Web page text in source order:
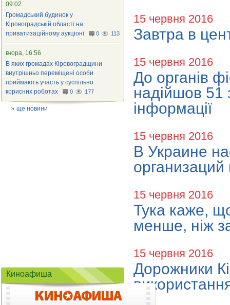
15 червня 2016
Завтра в
15 червня 2016
До органів
надійшов 51
інформації
15 червня 2016
В Украине
15 червня 2016
Тука каже,
менше, ніж
15 червня 2016
Дорожники
09:02
Громадський будинок у
Кіровоградській області на
приватизаційному аукціоні
0 113
вчора, 16:56
В яких громадах Кіровоградщини
внутрішньо переміщені особи
приймають участь у суспільно
корисних роботах
0 177
ще новини
Киноафиша